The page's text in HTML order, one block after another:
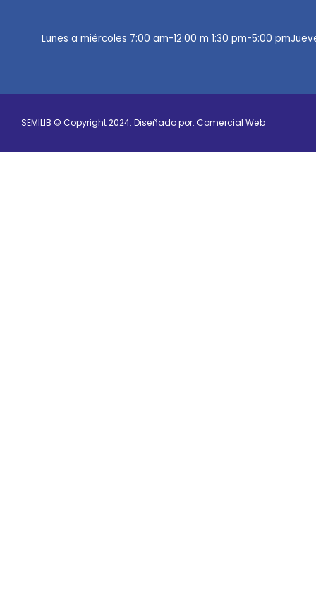
Lunes a miércoles 7:00 am-12:00 m 1:30 pm-5:00
SEMILIB © Copyright 2024. Diseñado por: Comercial Web